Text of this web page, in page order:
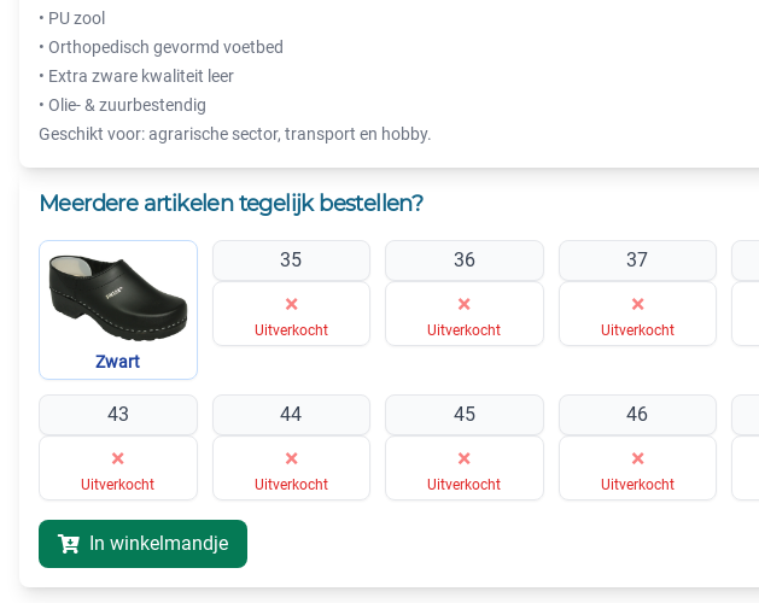
• PU zool
• Orthopedisch gevormd voetbed
• Extra zware kwaliteit leer
• Olie- & zuurbestendig
Geschikt voor: agrarische sector, transport en hobby.
Meerdere artikelen tegelijk bestellen?
Zwart
35
×
Uitverkocht
36
×
Uitverkocht
37
×
Uitverkocht
43
×
Uitverkocht
44
×
Uitverkocht
45
×
Uitverkocht
46
×
Uitverkocht
In winkelmandje